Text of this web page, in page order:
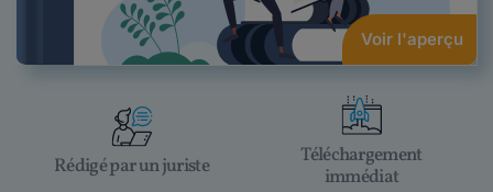
Voir l'aperçu
Rédigé par un juriste
Téléchargement
immédiat